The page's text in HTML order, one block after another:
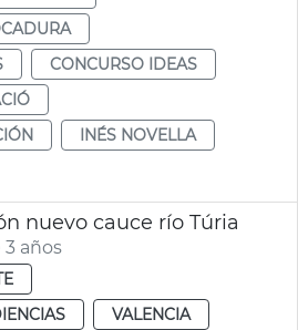
CONCURSO IDEAS
INÉS NOVELLA
nuevo cauce río Túria
años
VALENCIA